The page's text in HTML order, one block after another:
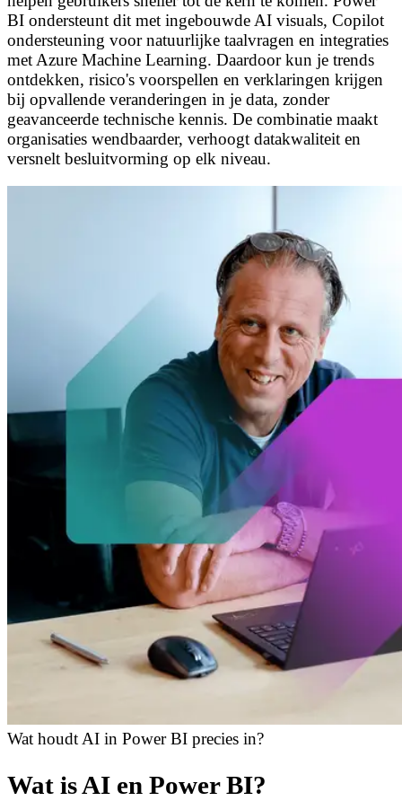
BI ondersteunt dit met ingebouwde AI visuals, Copilot
ondersteuning voor natuurlijke taalvragen en integraties
met Azure Machine Learning. Daardoor kun je trends
ontdekken, risico's voorspellen en verklaringen krijgen
bij opvallende veranderingen in je data, zonder
geavanceerde technische kennis. De combinatie maakt
organisaties wendbaarder, verhoogt datakwaliteit en
versnelt besluitvorming op elk niveau.
Wat houdt AI in Power BI precies in?
Wat is AI en Power BI?